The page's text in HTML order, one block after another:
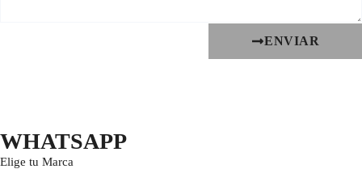
ENVIAR
WHATSAPP
Elige tu Marca